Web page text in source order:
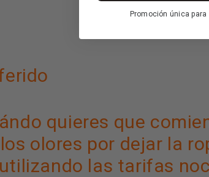
quieres que
olores por dejar la
las tarifas
Promoción única para